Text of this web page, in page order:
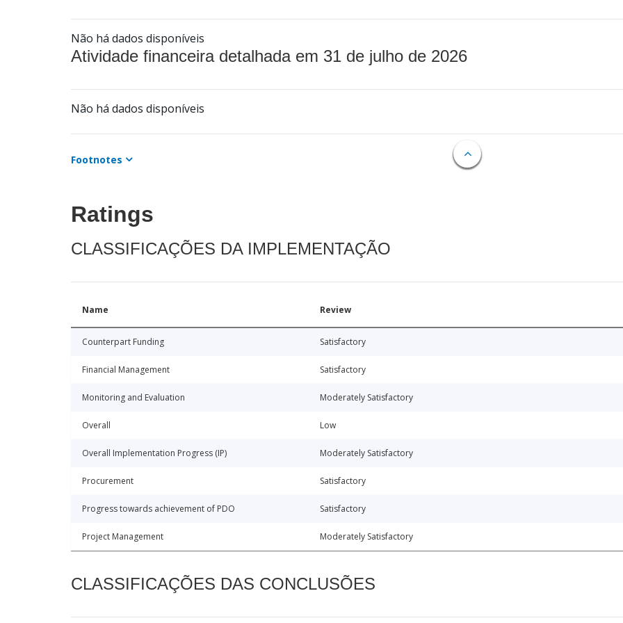
Não há dados disponíveis
Atividade financeira detalhada em 31 de julho de 2026
Não há dados disponíveis
Footnotes
Ratings
CLASSIFICAÇÕES DA IMPLEMENTAÇÃO
Name Review
Counterpart Funding Satisfactory
Financial Management Satisfactory
Monitoring and Evaluation Moderately Satisfactory
Overall Low
Overall Implementation Progress (IP) Moderately Satisfactory
Procurement Satisfactory
Progress towards achievement of PDO Satisfactory
Project Management Moderately Satisfactory
CLASSIFICAÇÕES DAS CONCLUSÕES